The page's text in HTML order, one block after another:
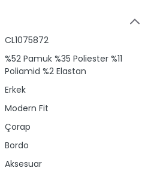
CL1075872
%52 Pamuk %35 Poliester %11
Poliamid %2 Elastan
Erkek
Modern Fit
Çorap
Bordo
Aksesuar